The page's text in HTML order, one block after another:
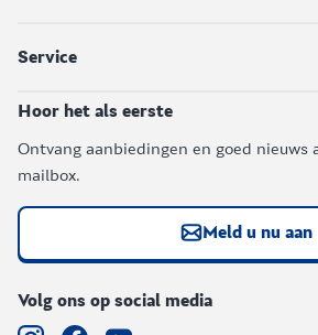
Service
Hoor het als eerste
Ontvang aanbiedingen en goed nieuws
mailbox.
Meld u nu aan
Volg ons op social media